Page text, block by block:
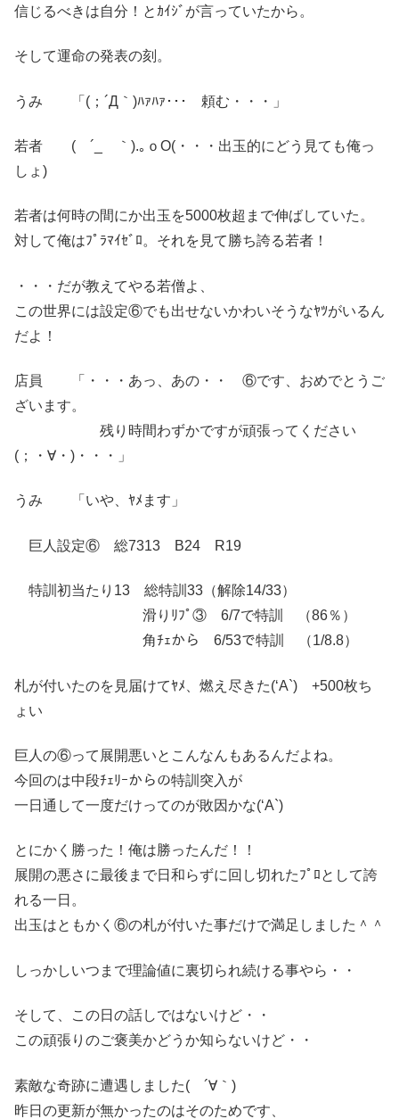
信じるべきは自分！とｶｲｼﾞが言っていたから。
そして運命の発表の刻。
うみ 「(；´Д｀)ﾊｧﾊｧ･･･ 頼む・・・」
若者 ( ´_ゝ｀).｡ｏO(・・・出玉的にどう見ても俺っ
しょ)
若者は何時の間にか出玉を5000枚超まで伸ばしていた。
対して俺はﾌﾟﾗﾏｲｾﾞﾛ。それを見て勝ち誇る若者！
・・・だが教えてやる若僧よ、
この世界には設定⑥でも出せないかわいそうなﾔﾂがいるん
だよ！
店員 「・・・あっ、あの・・ ⑥です、おめでとうご
ざいます。
残り時間わずかですが頑張ってください
(；・∀・)・・・」
うみ 「いや、ﾔﾒます」
巨人設定⑥ 総7313 B24 R19
特訓初当たり13 総特訓33（解除14/33）
滑りﾘﾌﾟ③ 6/7で特訓 （86％）
角ﾁｪから 6/53で特訓 （1/8.8）
札が付いたのを見届けてﾔﾒ、燃え尽きた(‘A`) +500枚ち
ょい
巨人の⑥って展開悪いとこんなんもあるんだよね。
今回のは中段ﾁｪﾘｰからの特訓突入が
一日通して一度だけってのが敗因かな(‘A`)
とにかく勝った！俺は勝ったんだ！！
展開の悪さに最後まで日和らずに回し切れたﾌﾟﾛとして誇
れる一日。
出玉はともかく⑥の札が付いた事だけで満足しました＾＾
しっかしいつまで理論値に裏切られ続ける事やら・・
そして、この日の話しではないけど・・
この頑張りのご褒美かどうか知らないけど・・
素敵な奇跡に遭遇しました( ´∀｀)
昨日の更新が無かったのはそのためです、